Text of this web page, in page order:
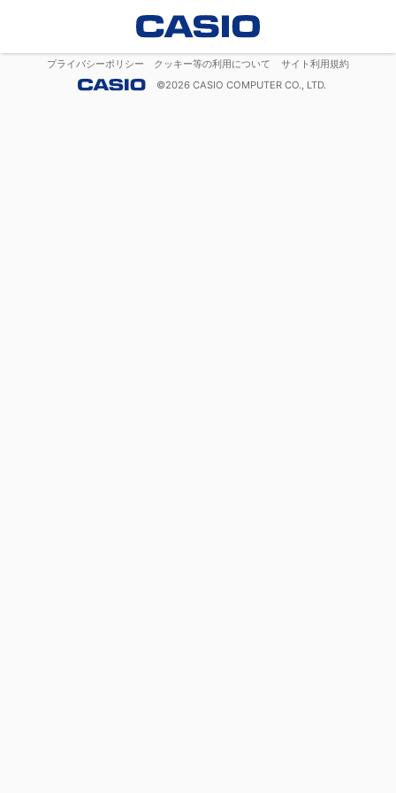
プライバシーポリシー クッキー等の利用について
サイト利用規約
©2026 CASIO COMPUTER CO., LTD.